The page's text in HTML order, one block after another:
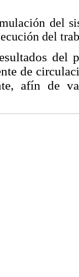
del
del
del
de
afín de